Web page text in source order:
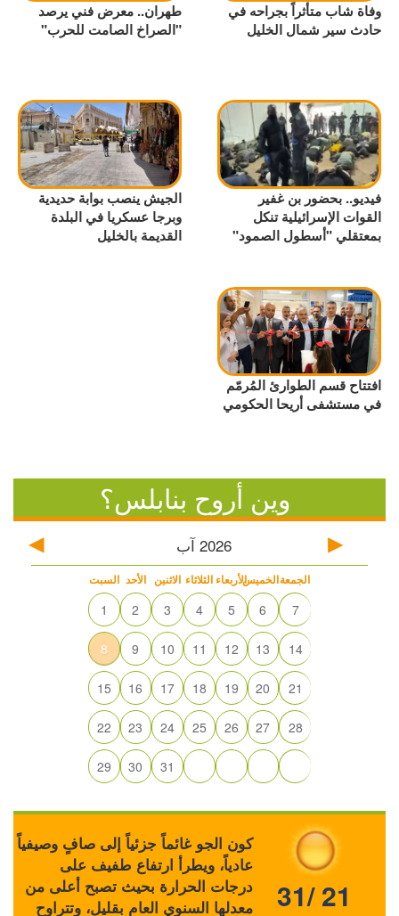
وفاة شاب متأثراً بجراحه في
حادث سير شمال الخليل
طهران.. معرض فني يرصد
"الصراخ الصامت للحرب"
فيديو.. بحضور بن غفير
القوات الإسرائيلية تنكل
بمعتقلي "أسطول الصمود"
الجيش ينصب بوابة حديدية
وبرجا عسكريا في البلدة
القديمة بالخليل
افتتاح قسم الطوارئ المُرمّم
في مستشفى أريحا الحكومي
وين أروح بنابلس؟
2026 آب
السبت الأحد الاثنين الثلاثاء الأربعاءالخميسالجمعة
1 2 3 4 5 6 7
8 9 10 11 12 13 14
15 16 17 18 19 20 21
22 23 24 25 26 27 28
29 30 31
كون الجو غائماً جزئياً إلى صافٍ وصيفياً
عادياً، ويطرأ ارتفاع طفيف على
درجات الحرارة بحيث تصبح أعلى من
معدلها السنوي العام بقليل، وتتراوح
31/ 21